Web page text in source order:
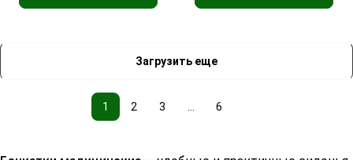
Загрузить еще
1 2 3 ... 6